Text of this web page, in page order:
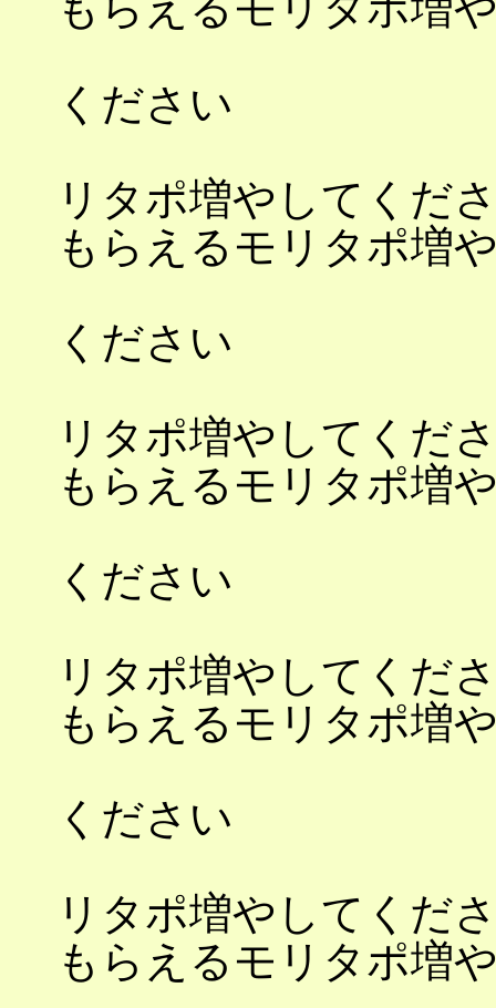
ください
リタポ増やしてくだ
もらえるモリ
ください
リタポ増やしてくだ
もらえるモリ
ください
リタポ増やしてくだ
もらえるモリ
ください
リタポ増やしてくだ
もらえるモリ